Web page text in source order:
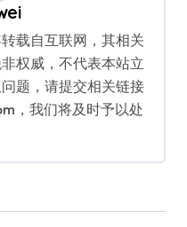
载自互联网，其相关
权威，不代表本站立
题，请提交相关链接
，我们将及时予以处